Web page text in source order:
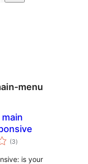
menu
(3Bewertungen
insgesamt
)
is your